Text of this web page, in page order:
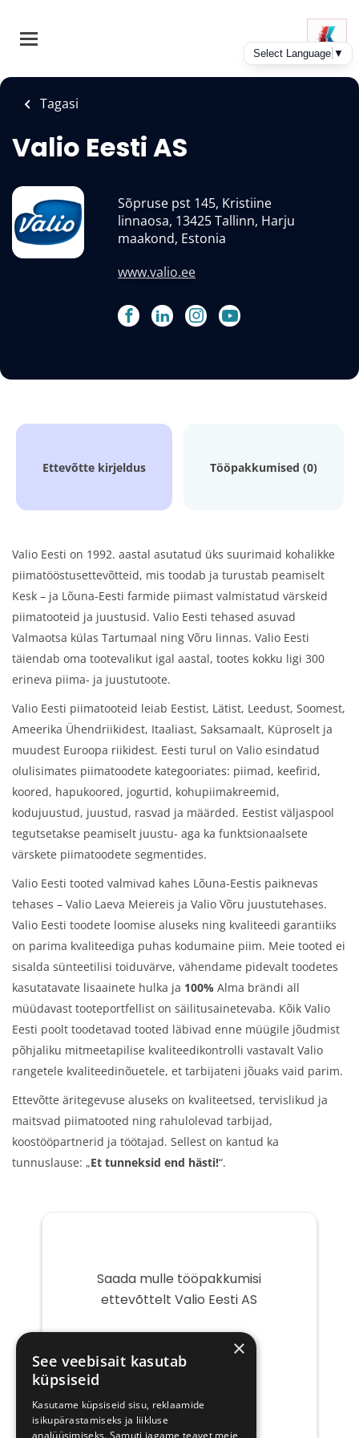
main
Tagasi
Valio Eesti AS
Sõpruse pst 145, Kristiine
linnaosa, 13425 Tallinn, Harju
maakond, Estonia
www.valio.ee
Ettevõtte kirjeldus Tööpakkumised (0)
Valio Eesti on 1992. aastal asutatud üks suurimaid kohalikke
piimatööstusettevõtteid, mis toodab ja turustab peamiselt
Kesk – ja Lõuna-Eesti farmide piimast valmistatud värskeid
piimatooteid ja juustusid. Valio Eesti tehased asuvad
Valmaotsa külas Tartumaal ning Võru linnas. Valio Eesti
täiendab oma tootevalikut igal aastal, tootes kokku ligi 300
erineva piima- ja juustutoote.
Valio Eesti piimatooteid leiab Eestist, Lätist, Leedust, Soomest,
Ameerika Ühendriikidest, Itaaliast, Saksamaalt, Küproselt ja
muudest Euroopa riikidest. Eesti turul on Valio esindatud
olulisimates piimatoodete kategooriates: piimad, keefirid,
koored, hapukoored, jogurtid, kohupiimakreemid,
kodujuustud, juustud, rasvad ja määrded. Eestist väljaspool
tegutsetakse peamiselt juustu- aga ka funktsionaalsete
värskete piimatoodete segmentides.
Valio Eesti tooted valmivad kahes Lõuna-Eestis paiknevas
tehases – Valio Laeva Meiereis ja Valio Võru juustutehases.
Valio Eesti toodete loomise aluseks ning kvaliteedi garantiiks
on parima kvaliteediga puhas kodumaine piim. Meie tooted ei
sisalda sünteetilisi toiduvärve, vähendame pidevalt toodetes
kasutatavate lisaainete hulka ja 100% Alma brändi all
müüdavast tooteportfellist on säilitusainetevaba. Kõik Valio
Eesti poolt toodetavad tooted läbivad enne müügile jõudmist
põhjaliku mitmeetapilise kvaliteedikontrolli vastavalt Valio
rangetele kvaliteedinõuetele, et tarbijateni jõuaks vaid parim.
Ettevõtte äritegevuse aluseks on kvaliteetsed, tervislikud ja
maitsvad piimatooted ning rahulolevad tarbijad,
koostööpartnerid ja töötajad. Sellest on kantud ka
tunnuslause: „Et tunneksid end hästi!“.
Saada mulle tööpakkumisi
ettevõttelt Valio Eesti AS
post
×
See veebisait kasutab
küpsiseid
Kasutame küpsiseid sisu, reklaamide
isikupärastamiseks ja liikluse
analüüsimiseks. Samuti jagame teavet meie